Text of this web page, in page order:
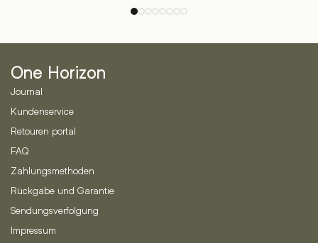
1
ratings
One Horizon
Journal
Kundenservice
Retouren portal
FAQ
Zahlungsmethoden
Rückgabe und Garantie
Sendungsverfolgung
Impressum